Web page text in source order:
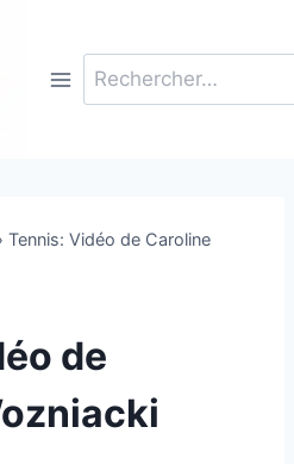
Rechercher :
Tennis: Vidéo de Caroline
de